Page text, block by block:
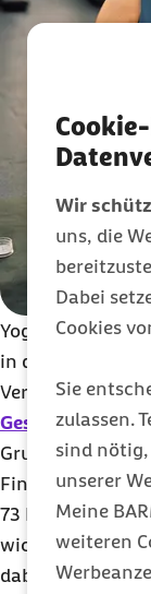
Wir
uns, die
Dabei
Cookies
Sie
zulassen.
sind
unserer
Meine
weiteren
Yoga-Klasse,
in der Gruppe:
Versicherten
Grund. Laut
Finanztip sind
73 Prozent der
wichtig.
dabei, körperlich